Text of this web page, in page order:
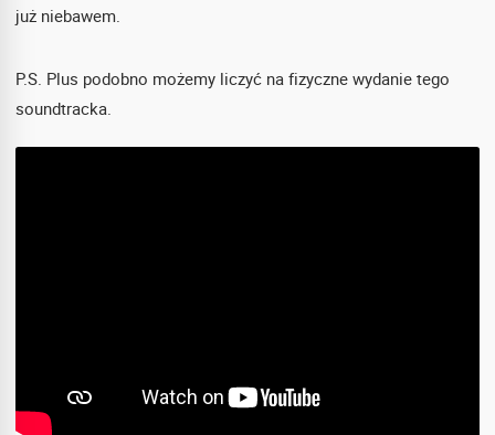
już niebawem.
P.S. Plus podobno możemy liczyć na fizyczne wydanie tego
soundtracka.